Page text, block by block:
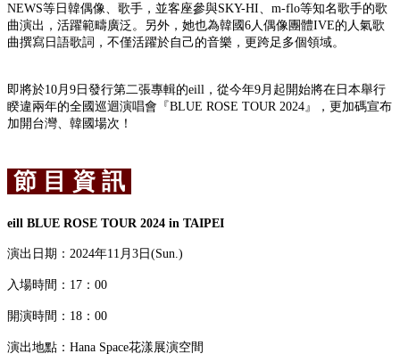
NEWS等日韓偶像、歌手，並客座參與SKY-HI、m-flo等知名歌手的歌
曲演出，活躍範疇廣泛。另外，她也為韓國6人偶像團體IVE的人氣歌
曲撰寫日語歌詞，不僅活躍於自己的音樂，更跨足多個領域。
即將於10月9日發行第二張專輯的eill，從今年9月起開始將在日本舉行
睽違兩年的全國巡迴演唱會『BLUE ROSE TOUR 2024』，更加碼宣布
加開台灣、韓國場次！
節 目 資 訊
eill BLUE ROSE TOUR 2024 in TAIPEI
演出日期：2024年11月3日(Sun.)
入場時間：17：00
開演時間：18：00
演出地點：Hana Space花漾展演空間